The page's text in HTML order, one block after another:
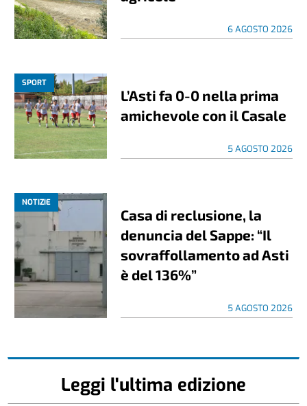
6 AGOSTO 2026
SPORT
L’Asti fa 0-0 nella prima
amichevole con il Casale
5 AGOSTO 2026
NOTIZIE
Casa di reclusione, la
denuncia del Sappe: “Il
sovraffollamento ad Asti
è del 136%”
5 AGOSTO 2026
Leggi l'ultima edizione